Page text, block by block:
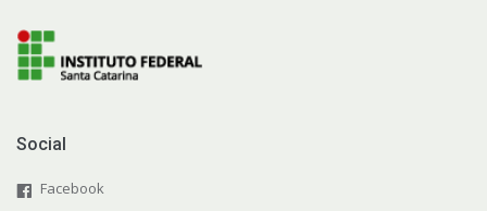
Social
Facebook